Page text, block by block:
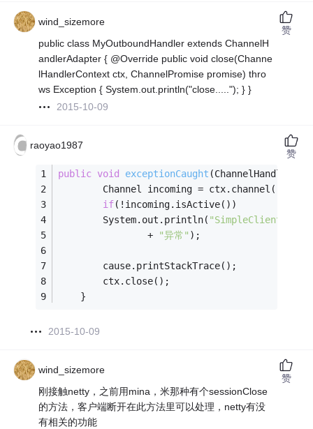
wind_sizemore
public class MyOutboundHandler extends ChannelH
andlerAdapter { @Override public void close(Channe
lHandlerContext ctx, ChannelPromise promise) thro
ws Exception { System.out.println("close....."); } }
2015-10-09
赞
raoyao1987
public void exceptionCaught
		Channel incoming = ctx.channel();
if(!incoming.isActive())
		System.out.println(
"SimpleClient:"
				+
"异常" );
		cause.printStackTrace();
		ctx.close();
	}
2015-10-09
赞
wind_sizemore
刚接触netty，之前用mina，米那种有个sessionClose
的方法，客户端断开在此方法里可以处理，netty有没
有相关的功能
赞